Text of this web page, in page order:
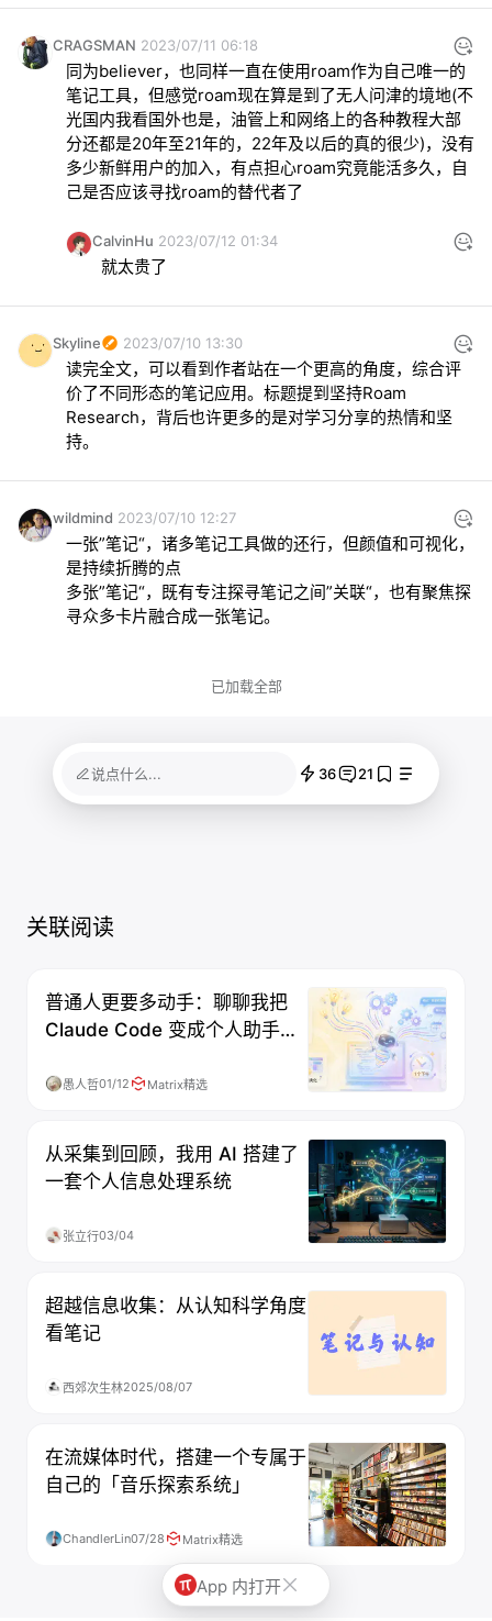
CRAGSMAN 2023/07/11 06:18
同为believer，也同样一直在使用roam作为自己唯一的
笔记工具，但感觉roam现在算是到了无人问津的境地(不
光国内我看国外也是，油管上和网络上的各种教程大部
分还都是20年至21年的，22年及以后的真的很少)，没有
多少新鲜用户的加入，有点担心roam究竟能活多久，自
己是否应该寻找roam的替代者了
CalvinHu 2023/07/12 01:34
就太贵了
Skyline 2023/07/10 13:30
读完全文，可以看到作者站在一个更高的角度，综合评
价了不同形态的笔记应用。标题提到坚持Roam
Research，背后也许更多的是对学习分享的热情和坚
持。
wildmind 2023/07/10 12:27
一张”笔记“，诸多笔记工具做的还行，但颜值和可视化，
是持续折腾的点
多张”笔记“，既有专注探寻笔记之间”关联“，也有聚焦探
寻众多卡片融合成一张笔记。
已加载全部
说点什么... 36 21
关联阅读
普通人更要多动手：聊聊我把
Claude Code 变成个人助手后
愚人哲01/12 Matrix精选
从采集到回顾，我用 AI 搭建了
一套个人信息处理系统
张立行03/04
超越信息收集：从认知科学角度
看笔记
西郊次生林2025/08/07
在流媒体时代，搭建一个专属于
自己的「音乐探索系统」
ChandlerLin07/28 Matrix精选
App 内打开